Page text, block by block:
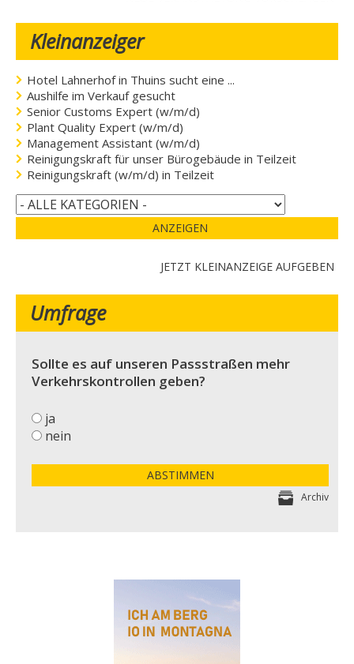
Kleinanzeiger
Hotel Lahnerhof in Thuins sucht eine ...
Aushilfe im Verkauf gesucht
Senior Customs Expert (w/m/d)
Plant Quality Expert (w/m/d)
Management Assistant (w/m/d)
Reinigungskraft für unser Bürogebäude in Teilzeit
Reinigungskraft (w/m/d) in Teilzeit
ANZEIGEN
JETZT KLEINANZEIGE AUFGEBEN
Umfrage
Sollte es auf unseren Passstraßen mehr
Verkehrskontrollen geben?
ja
nein
ABSTIMMEN
Archiv